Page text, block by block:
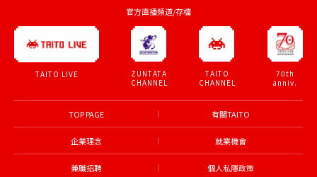
官方直播頻道/存檔
TAITO LIVE
ZUNTATA
CHANNEL
TAITO
CHANNEL
70th
anniv.
TOP PAGE 有關TAITO
企業理念 就業機會
兼職招聘 個人私隱政策